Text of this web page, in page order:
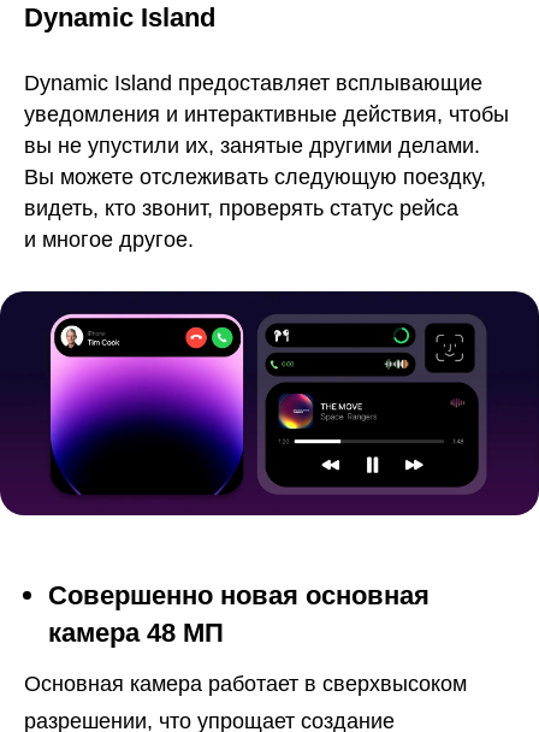
Dynamic Island
Dynamic Island предоставляет всплывающие
уведомления и интерактивные действия, чтобы
вы не упустили их, занятые другими делами.
Вы можете отслеживать следующую поездку,
видеть, кто звонит, проверять статус рейса
и многое другое.
Совершенно новая основная
камера 48 МП
Основная камера работает в сверхвысоком
разрешении, что упрощает создание